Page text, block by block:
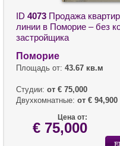
ID 4073 Продажа
линии в Поморие – без
застройщика
Поморие
Площадь от: 43.67 кв.м
Студии: от € 75,000
Двухкомнатные: от € 94,900
Цена от:
€ 75,000